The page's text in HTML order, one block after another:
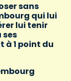
sans
qui lui
lui tenir
ses
à 1 point du